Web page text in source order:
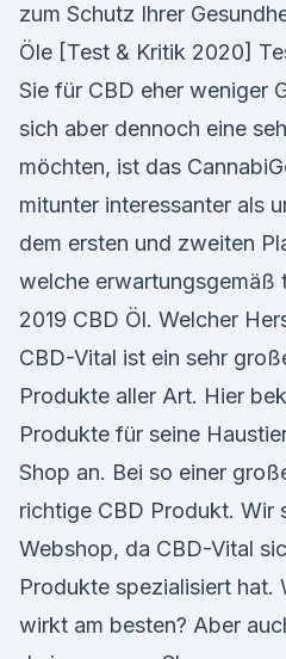
zum Schutz Ihrer
Öle [Test & Kritik 2020]
Sie für CBD eher weniger
sich aber dennoch eine
möchten, ist das
mitunter interessanter als
dem ersten und zweiten
welche erwartungsgemäß
2019 CBD Öl. Welcher
CBD-Vital ist ein sehr
Produkte aller Art. Hier
Produkte für seine
Shop an. Bei so einer
richtige CBD Produkt. Wir
Webshop, da CBD-Vital
Produkte spezialisiert hat.
wirkt am besten? Aber